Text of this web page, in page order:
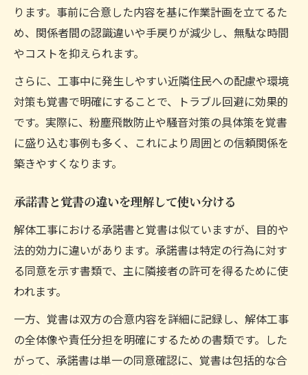
ります。事前に合意した内容を基に作業計画を立てるた
め、関係者間の認識違いや手戻りが減少し、無駄な時間
やコストを抑えられます。
さらに、工事中に発生しやすい近隣住民への配慮や環境
対策も覚書で明確にすることで、トラブル回避に効果的
です。実際に、粉塵飛散防止や騒音対策の具体策を覚書
に盛り込む事例も多く、これにより周囲との信頼関係を
築きやすくなります。
承諾書と覚書の違いを理解して使い分ける
解体工事における承諾書と覚書は似ていますが、目的や
法的効力に違いがあります。承諾書は特定の行為に対す
る同意を示す書類で、主に隣接者の許可を得るために使
われます。
一方、覚書は双方の合意内容を詳細に記録し、解体工事
の全体像や責任分担を明確にするための書類です。した
がって、承諾書は単一の同意確認に、覚書は包括的な合